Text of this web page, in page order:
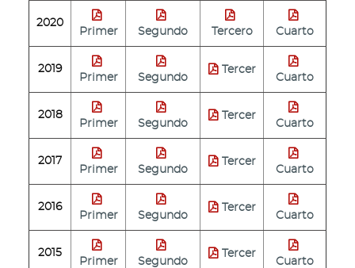
2020
Primer Segundo Tercero Cuarto
2019
Primer Segundo
Tercer
Cuarto
2018
Primer Segundo
Tercer
Cuarto
2017
Primer Segundo
Tercer
Cuarto
2016
Primer Segundo
Tercer
Cuarto
2015
Primer Segundo
Tercer
Cuarto